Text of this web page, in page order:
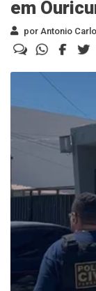
em
por Antonio